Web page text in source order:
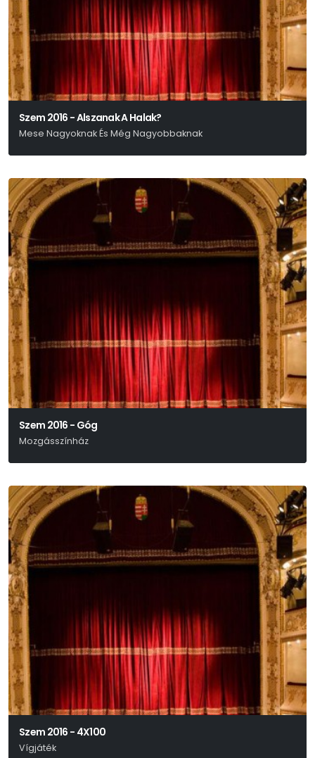
Szem 2016 - Alszanak A Halak?
Mese Nagyoknak És Még Nagyobbaknak
Szem 2016 - Góg
Mozgásszínház
Szem 2016 - 4X100
Vígjáték